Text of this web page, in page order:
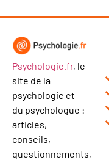
Psychologie.fr, le
site de la
psychologie et
du psychologue :
articles,
conseils,
questionnements,